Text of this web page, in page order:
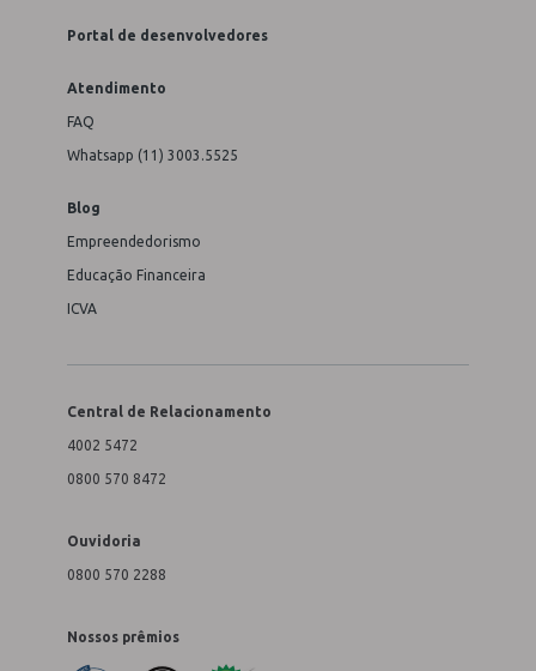
Portal de desenvolvedores
Atendimento
FAQ
Whatsapp (11) 3003.5525
Blog
Empreendedorismo
Educação Financeira
ICVA
Central de Relacionamento
4002 5472
0800 570 8472
Ouvidoria
0800 570 2288
Nossos prêmios